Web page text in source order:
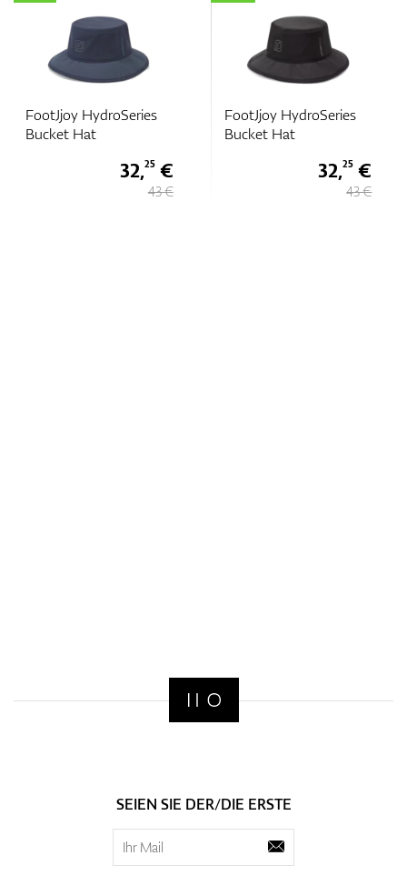
FootJjoy HydroSeries
Bucket Hat
32,25€
43 €
FootJjoy HydroSeries
Bucket Hat
32,25 €
43 €
SEIEN SIE DER/DIE ERSTE